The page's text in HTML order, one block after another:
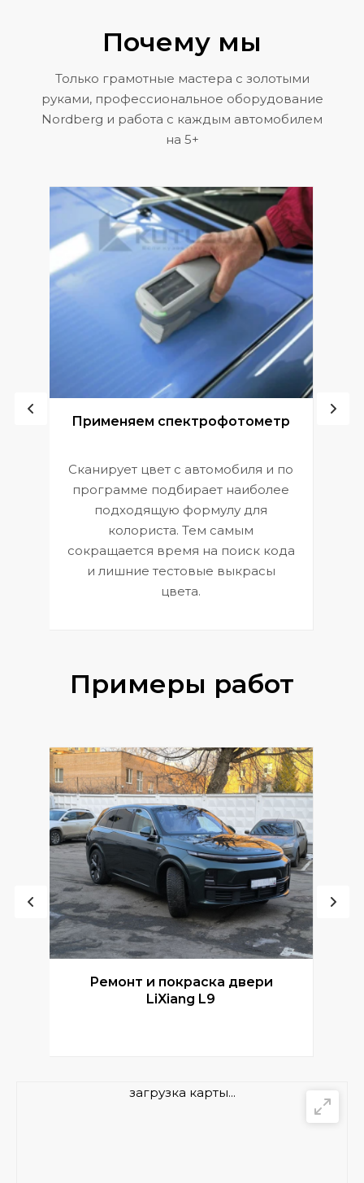
Почему мы
Только грамотные мастера с золотыми
руками, профессиональное оборудование
Nordberg и работа с каждым автомобилем
на 5+
Применяем спектрофотометр
Сканирует цвет с автомобиля и по
программе подбирает наиболее
подходящую формулу для
колориста. Тем самым
сокращается время на поиск кода
и лишние тестовые выкрасы
цвета.
Примеры работ
Ремонт и покраска двери
LiXiang L9
загрузка карты...